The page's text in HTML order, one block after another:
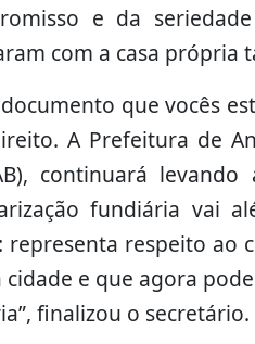
e da
com a casa própria
documento que vocês
A Prefeitura de
continuará
fundiária vai
representa respeito
cidade e que agora
finalizou o secretário.